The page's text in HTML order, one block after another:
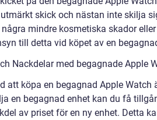
skick och nästan inte skilja
mindre kosmetiska skador
till detta vid köpet av en
Nackdelar med begagnade Apple
att köpa en begagnad Apple Watch
en begagnad enhet kan du få
av priset för en ny enhet. Detta